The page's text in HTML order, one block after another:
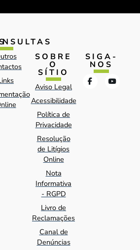
SOBRE
O
SÍTIO
Aviso Legal
Acessibilidade
Política de
Privacidade
Resolução
de Litígios
Online
Nota
Informativa
- RGPD
Livro de
Reclamações
Canal de
Denúncias
SIGA-
NOS